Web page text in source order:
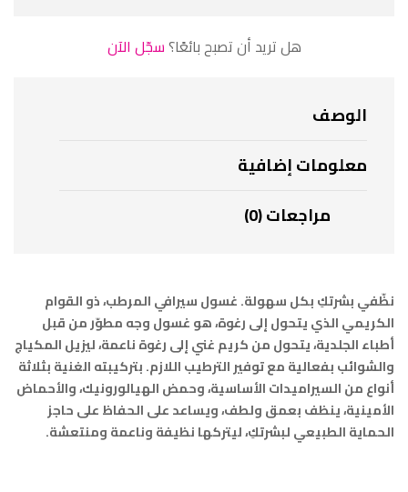
هل تريد أن تصبح بائعًا؟سجّل الآن
الوصف
معلومات إضافية
مراجعات (0)
نظّفي بشرتكِ بكل سهولة. غسول سيرافي المرطب، ذو القوام
الكريمي الذي يتحول إلى رغوة، هو غسول وجه مطوّر من قبل
أطباء الجلدية، يتحول من كريم غني إلى رغوة ناعمة، ليزيل المكياج
والشوائب بفعالية مع توفير الترطيب اللازم. بتركيبته الغنية بثلاثة
أنواع من السيراميدات الأساسية، وحمض الهيالورونيك، والأحماض
الأمينية، ينظف بعمق ولطف، ويساعد على الحفاظ على حاجز
الحماية الطبيعي لبشرتكِ، ليتركها نظيفة وناعمة ومنتعشة.